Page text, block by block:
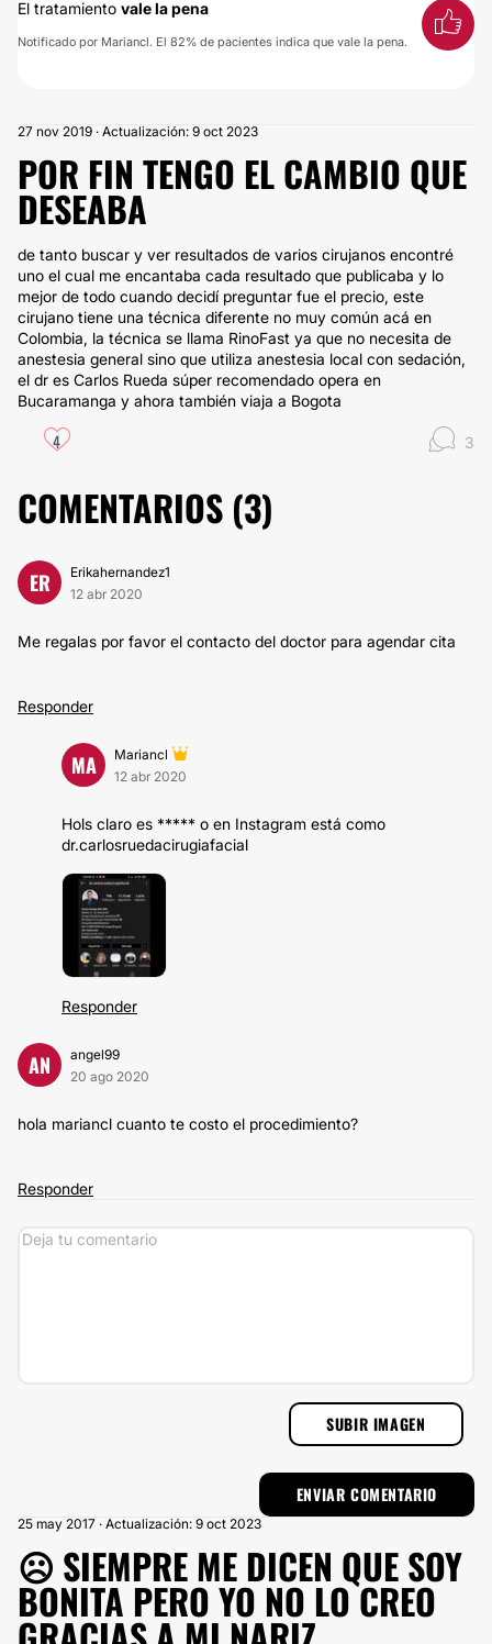
El tratamiento vale la pena
Notificado por Mariancl. El 82% de pacientes indica que vale la pena.
27 nov 2019 · Actualización: 9 oct 2023
POR FIN TENGO EL CAMBIO QUE
DESEABA
de tanto buscar y ver resultados de varios cirujanos encontré
uno el cual me encantaba cada resultado que publicaba y lo
mejor de todo cuando decidí preguntar fue el precio, este
cirujano tiene una técnica diferente no muy común acá en
Colombia, la técnica se llama RinoFast ya que no necesita de
anestesia general sino que utiliza anestesia local con sedación,
el dr es Carlos Rueda súper recomendado opera en
Bucaramanga y ahora también viaja a Bogota
4 3
COMENTARIOS (3)
ER
Erikahernandez1
12 abr 2020
Me regalas por favor el contacto del doctor para agendar cita
Responder
MA
Mariancl
12 abr 2020
Hols claro es ***** o en Instagram está como
dr.carlosruedacirugiafacial
Responder
AN
angel99
20 ago 2020
hola mariancl cuanto te costo el procedimiento?
Responder
SUBIR IMAGEN
25 may 2017 · Actualización: 9 oct 2023
☹️ SIEMPRE ME DICEN QUE SOY
BONITA PERO YO NO LO CREO